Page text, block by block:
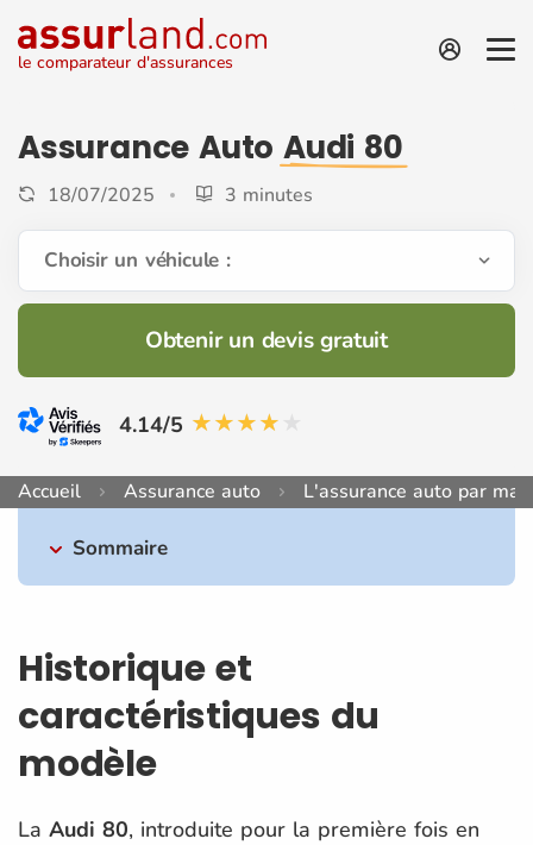
le comparateur d'assurances
Assurance Auto Audi 80
18/07/2025 3 minutes
Choisir un véhicule :
Obtenir un devis gratuit
4.14/5
Accueil Assurance auto L'assurance auto par
Sommaire
Historique et
caractéristiques du
modèle
La Audi 80, introduite pour la première fois en